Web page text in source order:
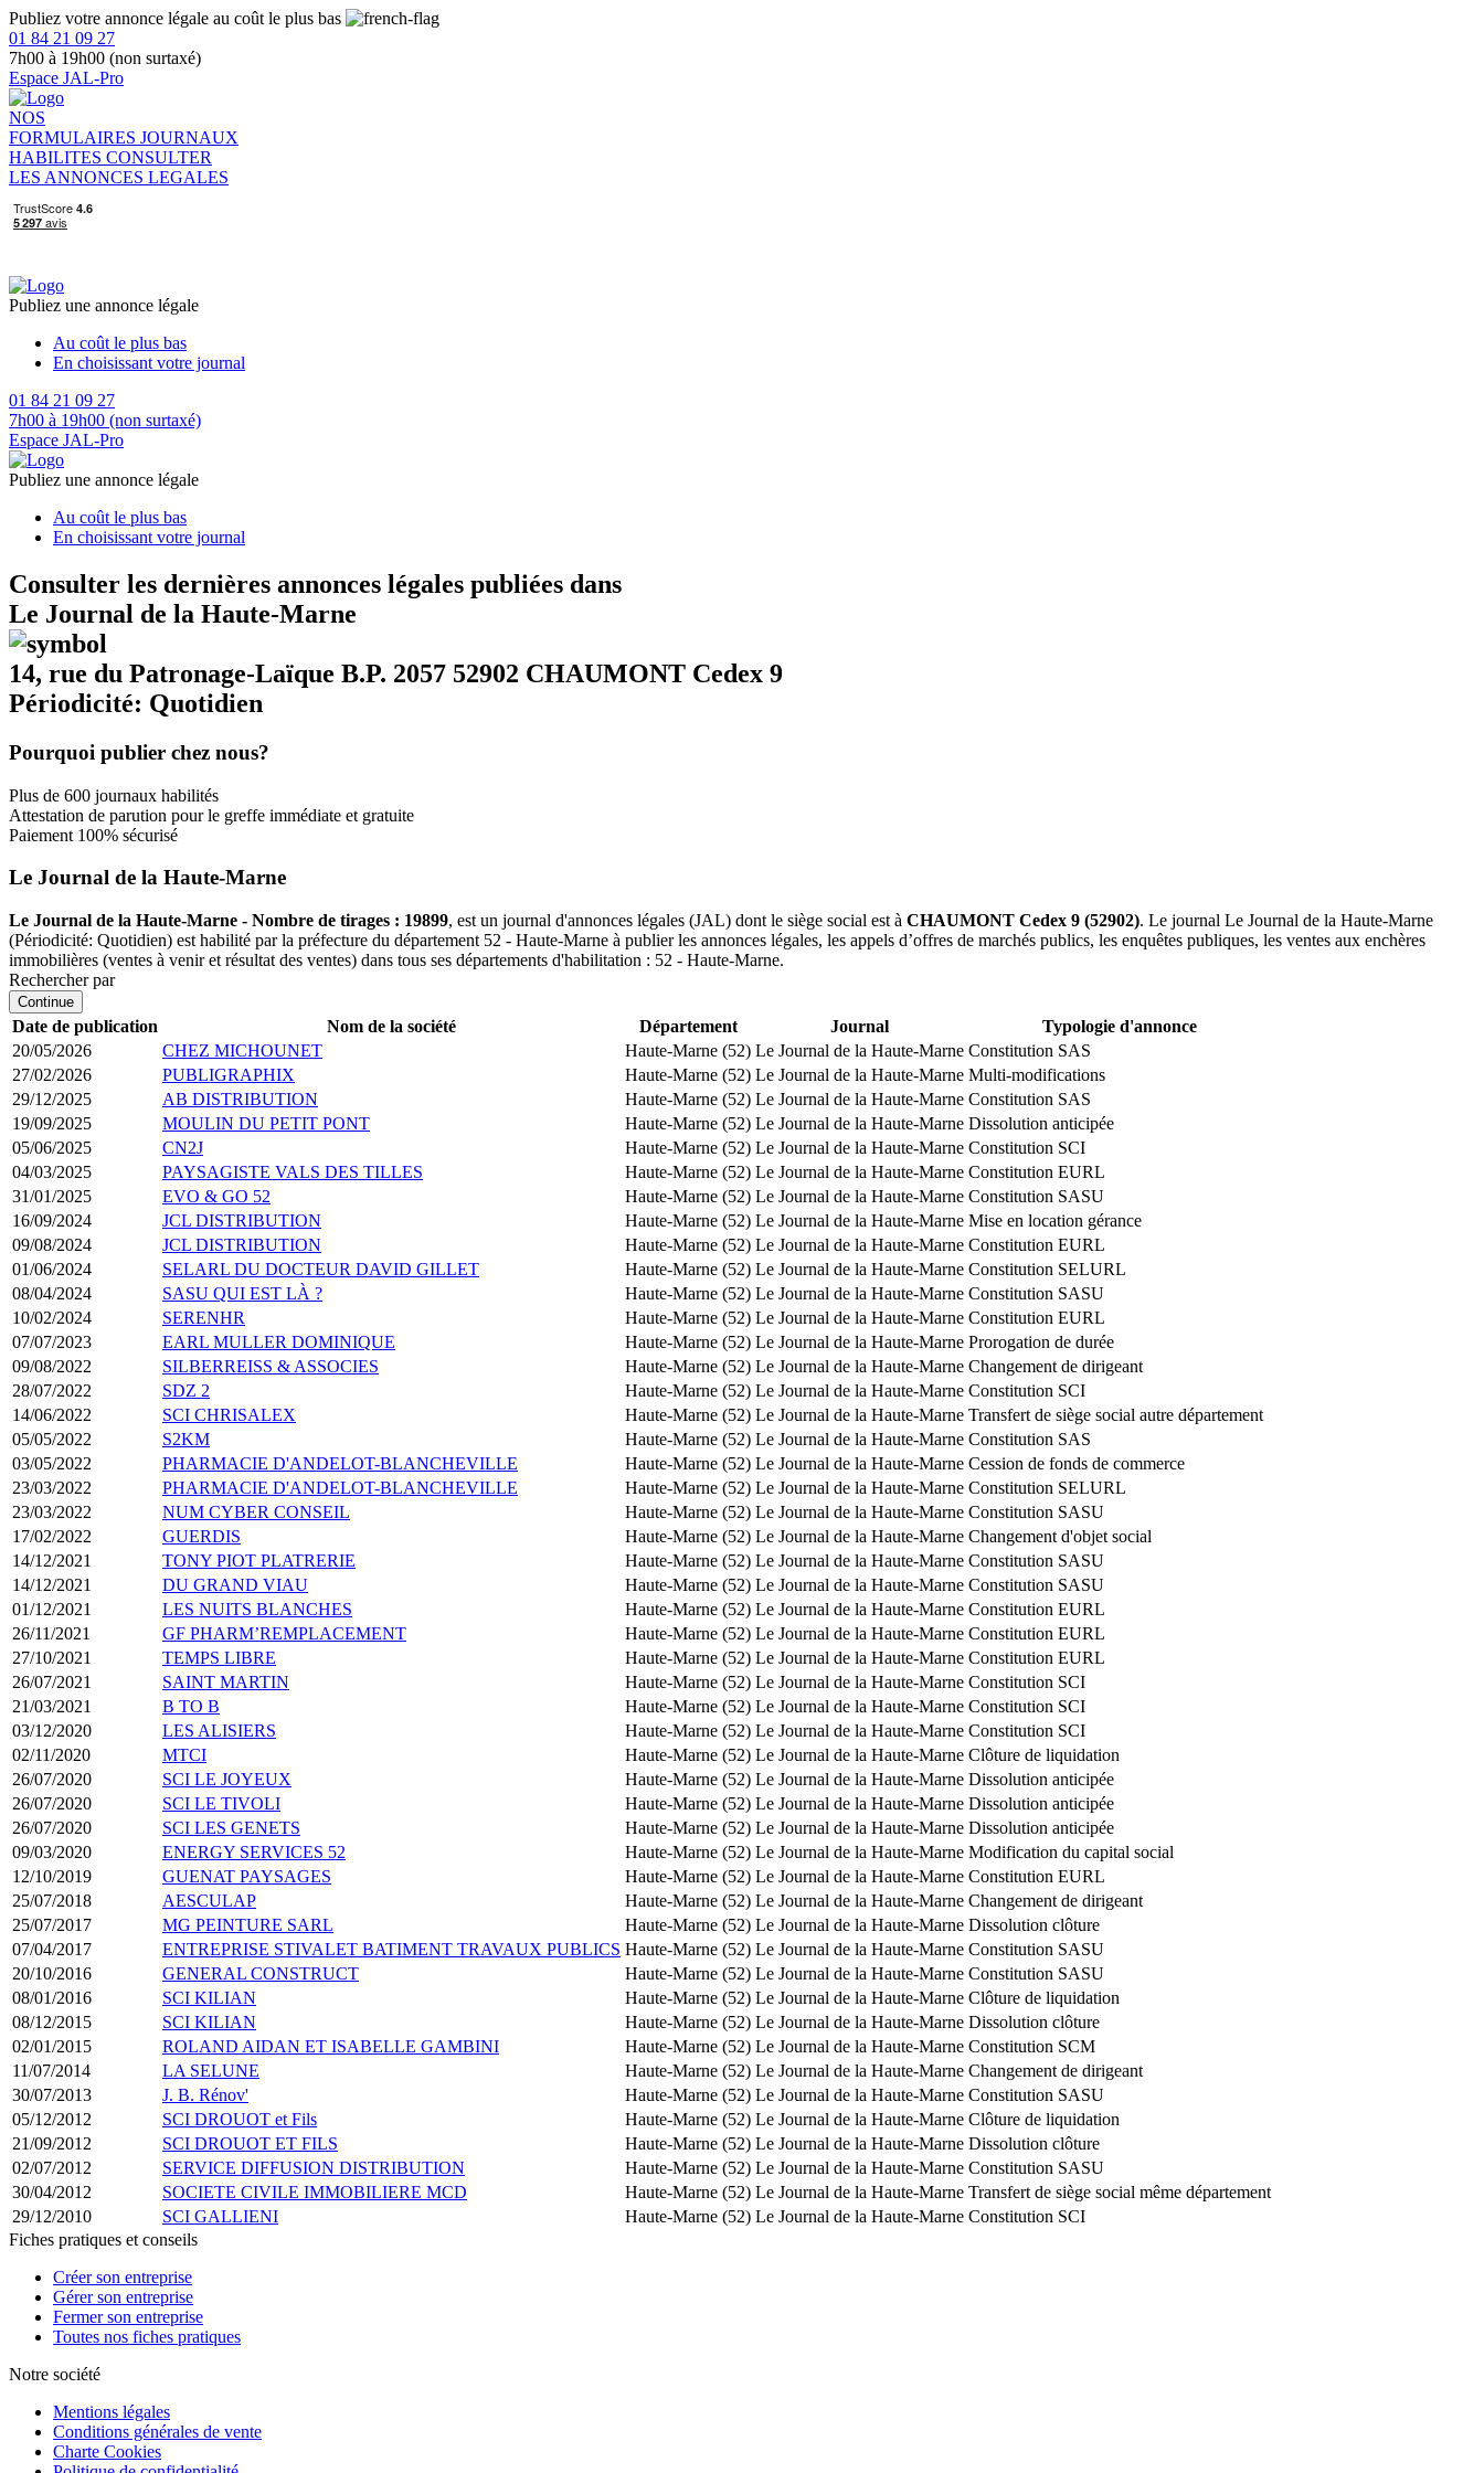
Publiez votre annonce légale au coût le plus bas
01 84 21 09 27
7h00 à 19h00 (non surtaxé)
Espace JAL-Pro
NOS
FORMULAIRES JOURNAUX
HABILITES CONSULTER
LES ANNONCES LEGALES
Publiez une annonce légale
Au coût le plus bas
En choisissant votre journal
01 84 21 09 27
7h00 à 19h00 (non surtaxé)
Espace JAL-Pro
Publiez une annonce légale
Au coût le plus bas
En choisissant votre journal
Consulter les dernières annonces légales publiées dans
Le Journal de la Haute-Marne
14, rue du Patronage-Laïque B.P. 2057 52902 CHAUMONT Cedex 9
Périodicité: Quotidien
Pourquoi publier chez nous?
Plus de 600 journaux habilités
Attestation de parution pour le greffe immédiate et gratuite
Paiement 100% sécurisé
Le Journal de la Haute-Marne
Le Journal de la Haute-Marne - Nombre de tirages : 19899, est un journal d'annonces légales (JAL) dont le siège social est à CHAUMONT Cedex 9 (52902). Le journal Le Journal de la Haute-Marne
(Périodicité: Quotidien) est habilité par la préfecture du département 52 - Haute-Marne à publier les annonces légales, les appels d’offres de marchés publics, les enquêtes publiques, les ventes aux enchères
immobilières (ventes à venir et résultat des ventes) dans tous ses départements d'habilitation : 52 - Haute-Marne.
Rechercher par
Continue
Date de publication Nom de la société Département Journal
Typologie d'annonce
20/05/2026
CHEZ MICHOUNET Haute-Marne (52) Le Journal de la Haute-Marne Constitution SAS
27/02/2026
PUBLIGRAPHIX Haute-Marne (52) Le Journal de la Haute-Marne Multi-modifications
29/12/2025
AB DISTRIBUTION Haute-Marne (52) Le Journal de la Haute-Marne Constitution SAS
19/09/2025
MOULIN DU PETIT PONT Haute-Marne (52) Le Journal de la Haute-Marne Dissolution anticipée
05/06/2025
CN2J Haute-Marne (52) Le Journal de la Haute-Marne Constitution SCI
04/03/2025
PAYSAGISTE VALS DES TILLES Haute-Marne (52) Le Journal de la Haute-Marne Constitution EURL
31/01/2025
EVO & GO 52 Haute-Marne (52) Le Journal de la Haute-Marne Constitution SASU
16/09/2024
JCL DISTRIBUTION Haute-Marne (52) Le Journal de la Haute-Marne Mise en location gérance
09/08/2024
JCL DISTRIBUTION Haute-Marne (52) Le Journal de la Haute-Marne Constitution EURL
01/06/2024
SELARL DU DOCTEUR DAVID GILLET Haute-Marne (52) Le Journal de la Haute-Marne Constitution SELURL
08/04/2024
SASU QUI EST LÀ ? Haute-Marne (52) Le Journal de la Haute-Marne Constitution SASU
10/02/2024
SERENHR Haute-Marne (52) Le Journal de la Haute-Marne Constitution EURL
07/07/2023
EARL MULLER DOMINIQUE Haute-Marne (52) Le Journal de la Haute-Marne Prorogation de durée
09/08/2022
SILBERREISS & ASSOCIES Haute-Marne (52) Le Journal de la Haute-Marne Changement de dirigeant
28/07/2022
SDZ 2 Haute-Marne (52) Le Journal de la Haute-Marne Constitution SCI
14/06/2022
SCI CHRISALEX Haute-Marne (52) Le Journal de la Haute-Marne Transfert de siège social autre département
05/05/2022
S2KM Haute-Marne (52) Le Journal de la Haute-Marne Constitution SAS
03/05/2022
PHARMACIE D'ANDELOT-BLANCHEVILLE Haute-Marne (52) Le Journal de la Haute-Marne Cession de fonds de commerce
23/03/2022
PHARMACIE D'ANDELOT-BLANCHEVILLE Haute-Marne (52) Le Journal de la Haute-Marne Constitution SELURL
23/03/2022
NUM CYBER CONSEIL Haute-Marne (52) Le Journal de la Haute-Marne Constitution SASU
17/02/2022
GUERDIS Haute-Marne (52) Le Journal de la Haute-Marne Changement d'objet social
14/12/2021
TONY PIOT PLATRERIE Haute-Marne (52) Le Journal de la Haute-Marne Constitution SASU
14/12/2021
DU GRAND VIAU Haute-Marne (52) Le Journal de la Haute-Marne Constitution SASU
01/12/2021
LES NUITS BLANCHES Haute-Marne (52) Le Journal de la Haute-Marne Constitution EURL
26/11/2021
GF PHARM’REMPLACEMENT Haute-Marne (52) Le Journal de la Haute-Marne Constitution EURL
27/10/2021
TEMPS LIBRE Haute-Marne (52) Le Journal de la Haute-Marne Constitution EURL
26/07/2021
SAINT MARTIN Haute-Marne (52) Le Journal de la Haute-Marne Constitution SCI
21/03/2021
B TO B Haute-Marne (52) Le Journal de la Haute-Marne Constitution SCI
03/12/2020
LES ALISIERS Haute-Marne (52) Le Journal de la Haute-Marne Constitution SCI
02/11/2020
MTCI Haute-Marne (52) Le Journal de la Haute-Marne Clôture de liquidation
26/07/2020
SCI LE JOYEUX Haute-Marne (52) Le Journal de la Haute-Marne Dissolution anticipée
26/07/2020
SCI LE TIVOLI Haute-Marne (52) Le Journal de la Haute-Marne Dissolution anticipée
26/07/2020
SCI LES GENETS Haute-Marne (52) Le Journal de la Haute-Marne Dissolution anticipée
09/03/2020
ENERGY SERVICES 52 Haute-Marne (52) Le Journal de la Haute-Marne Modification du capital social
12/10/2019
GUENAT PAYSAGES Haute-Marne (52) Le Journal de la Haute-Marne Constitution EURL
25/07/2018
AESCULAP Haute-Marne (52) Le Journal de la Haute-Marne Changement de dirigeant
25/07/2017
MG PEINTURE SARL Haute-Marne (52) Le Journal de la Haute-Marne Dissolution clôture
07/04/2017
ENTREPRISE STIVALET BATIMENT TRAVAUX PUBLICS Haute-Marne (52) Le Journal de la Haute-Marne Constitution SASU
20/10/2016
GENERAL CONSTRUCT Haute-Marne (52) Le Journal de la Haute-Marne Constitution SASU
08/01/2016
SCI KILIAN Haute-Marne (52) Le Journal de la Haute-Marne Clôture de liquidation
08/12/2015
SCI KILIAN Haute-Marne (52) Le Journal de la Haute-Marne Dissolution clôture
02/01/2015
ROLAND AIDAN ET ISABELLE GAMBINI Haute-Marne (52) Le Journal de la Haute-Marne Constitution SCM
11/07/2014
LA SELUNE Haute-Marne (52) Le Journal de la Haute-Marne Changement de dirigeant
30/07/2013
J. B. Rénov' Haute-Marne (52) Le Journal de la Haute-Marne Constitution SASU
05/12/2012
SCI DROUOT et Fils Haute-Marne (52) Le Journal de la Haute-Marne Clôture de liquidation
21/09/2012
SCI DROUOT ET FILS Haute-Marne (52) Le Journal de la Haute-Marne Dissolution clôture
02/07/2012
SERVICE DIFFUSION DISTRIBUTION Haute-Marne (52) Le Journal de la Haute-Marne Constitution SASU
30/04/2012
SOCIETE CIVILE IMMOBILIERE MCD Haute-Marne (52) Le Journal de la Haute-Marne Transfert de siège social même département
29/12/2010
SCI GALLIENI Haute-Marne (52) Le Journal de la Haute-Marne Constitution SCI
Fiches pratiques et conseils
Créer son entreprise
Gérer son entreprise
Fermer son entreprise
Toutes nos fiches pratiques
Notre société
Mentions légales
Conditions générales de vente
Charte Cookies